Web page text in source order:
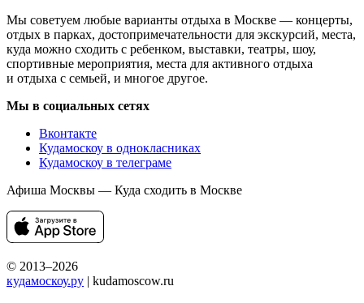
Мы советуем любые варианты отдыха в Москве — концерты,
отдых в парках, достопримечательности для экскурсий, места,
куда можно сходить с ребенком, выставки, театры, шоу,
спортивные мероприятия, места для активного отдыха
и отдыха с семьей, и многое другое.
Мы в социальных сетях
Вконтакте
Кудамоскоу в однокласниках
Кудамоскоу в телеграме
Афиша Москвы — Куда сходить в Москве
© 2013–2026
кудамоскоу.ру | kudamoscow.ru